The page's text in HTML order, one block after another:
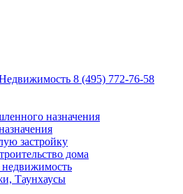
8 (495) 772-76-58
назначения
застройку
дома
Таунхаусы